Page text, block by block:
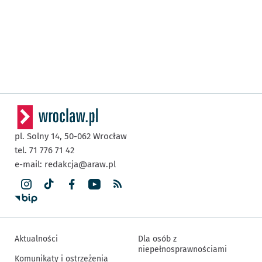
pl. Solny 14, 50-062 Wrocław
tel. 71 776 71 42
e-mail: redakcja@araw.pl
Aktualności
Komunikaty i ostrzeżenia
Dla osób z
niepełnosprawnościami